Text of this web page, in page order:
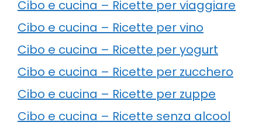
Cibo e cucina – Ricette per viaggiare
Cibo e cucina – Ricette per vino
Cibo e cucina – Ricette per yogurt
Cibo e cucina – Ricette per zucchero
Cibo e cucina – Ricette per zuppe
Cibo e cucina – Ricette senza alcool